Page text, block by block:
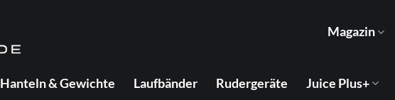
Magazin
Hanteln & Gewichte Laufbänder Rudergeräte Juice Plus+